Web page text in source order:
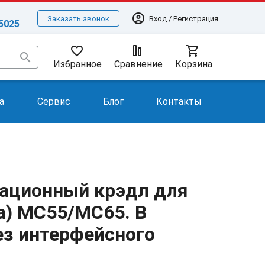
Заказать звонок account_circle Вход / Регистрация
search favorite_border
Избранное Сравнение
shopping_cart
Корзина
Сервис Блог Контакты
крэдл для
MC55/МС65. В
интерфейсного